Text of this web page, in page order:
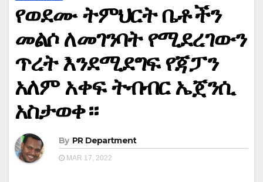
የወደሙ ትምህርት ቤቶችን
መልሶ ለመገንባት የሚደረገውን
ጥረት እንደሚደግፍ የጃፓን
አለም አቀፍ ትብብር ኤጀንሲ
አስታወቀ።
By PR Department
MAR 17, 2022